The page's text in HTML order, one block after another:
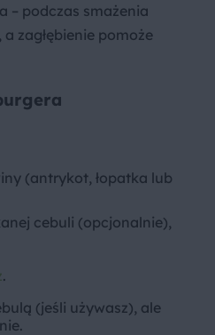
– podczas smażenia
zagłębienie pomoże
(antrykot, łopatka lub
cebuli (opcjonalnie),
.
(jeśli używasz), ale